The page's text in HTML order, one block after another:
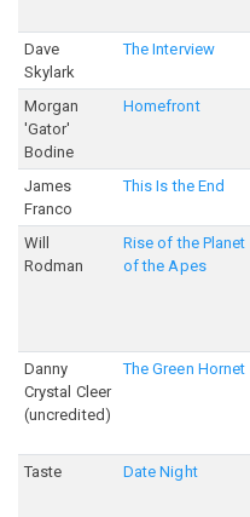
Dave
Skylark
The Interview
Morgan
'Gator'
Bodine
Homefront
James
Franco
This Is the End
Will
Rodman
Rise of the Planet
of the Apes
Danny
Crystal Cleer
(uncredited)
The Green Hornet
Taste Date Night